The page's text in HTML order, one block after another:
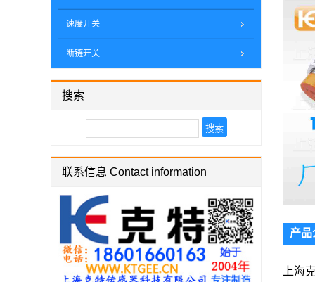
产品
上海
速度开关
断链开关
搜索
联系信息 Contact information